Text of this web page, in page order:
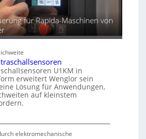
für Rapida-Maschinen von
U1KM in
erweitert Wenglor sein
Lösung für Anwendungen,
auf kleinstem
elektromechanische